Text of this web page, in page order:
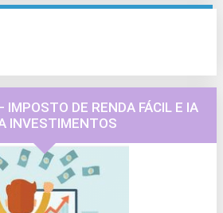
IMPOSTO DE RENDA FÁCIL E IA
INVESTIMENTOS